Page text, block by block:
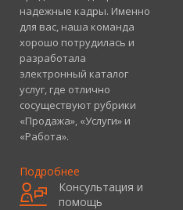
надежные кадры. Именно
для вас, наша команда
хорошо потрудилась и
разработала
электронный каталог
услуг, где отлично
сосуществуют рубрики
«Продажа», «Услуги» и
«Работа».
Подробнее
Консультация и
помощь